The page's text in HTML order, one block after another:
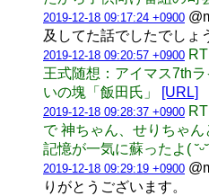
2019-12-18 09:17:24 +0900
及してた話でしたでしょ
2019-12-18 09:20:57 +0900
王式随想：アイマス7th
いの塊「飯田氏」
[URL]
2019-12-18 09:28:37 +0900
で 神ちゃん、せりちゃ
記憶が一気に蘇ったよ(
2019-12-18 09:29:19 +0900
りがとうございます。